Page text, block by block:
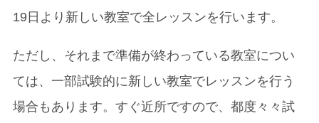
19日より新しい教室で全レッスンを行います。
ただし、それまで準備が終わっている教室につい
ては、一部試験的に新しい教室でレッスンを行う
場合もあります。すぐ近所ですので、都度々々試